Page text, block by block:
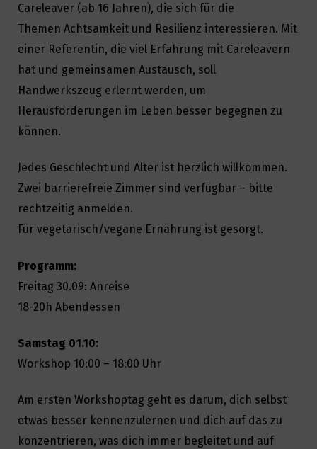
Careleaver (ab 16 Jahren), die sich für die
Themen Achtsamkeit und Resilienz interessieren. Mit
einer Referentin, die viel Erfahrung mit Careleavern
hat und gemeinsamen Austausch, soll
Handwerkszeug erlernt werden, um
Herausforderungen im Leben besser begegnen zu
können.
Jedes Geschlecht und Alter ist herzlich willkommen.
Zwei barrierefreie Zimmer sind verfügbar – bitte
rechtzeitig anmelden.
Für vegetarisch/vegane Ernährung ist gesorgt.
Programm:
Freitag 30.09: Anreise
18-20h Abendessen
Samstag 01.10:
Workshop 10:00 – 18:00 Uhr
Am ersten Workshoptag geht es darum, dich selbst
etwas besser kennenzulernen und dich auf das zu
konzentrieren, was dich immer begleitet und auf